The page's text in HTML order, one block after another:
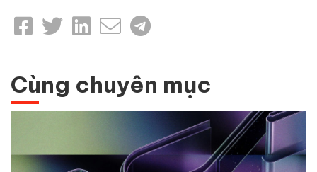
Cùng chuyên mục